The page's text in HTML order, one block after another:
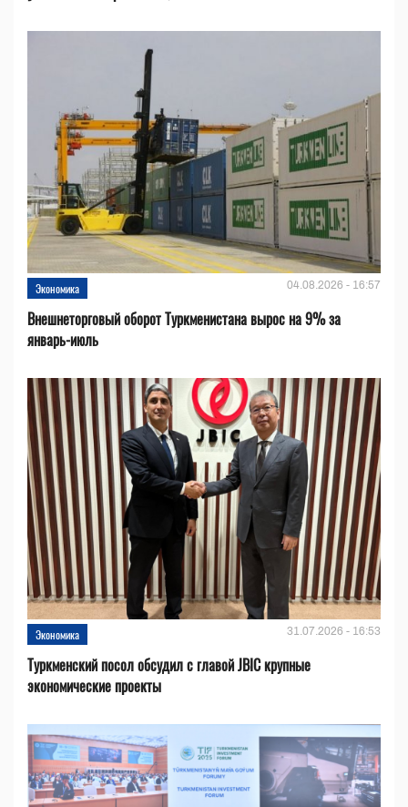
Экономика 04.08.2026 - 16:57
Внешнеторговый оборот Туркменистана вырос на 9% за
январь-июль
Экономика 31.07.2026 - 16:53
Туркменский посол обсудил с главой JBIC крупные
экономические проекты